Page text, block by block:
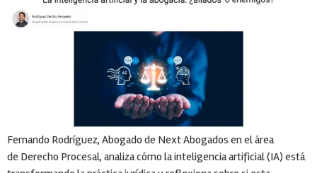
Fernando Rodríguez, Abogado de Next Abogados en el área
de Derecho Procesal, analiza cómo la inteligencia artificial (IA) está